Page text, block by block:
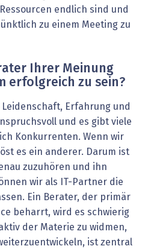
endlich sind und
zu einem Meeting zu
Ihrer Meinung
­erfolgreich zu sein?
Erfahrung und
und es gibt viele
Konkurrenten. Wenn wir
es ein anderer. Darum ist
zuzuhören und ihn
wir als IT-Partner die
Ein Berater, der primär
beharrt, wird es schwierig
der Materie zu widmen,
ist zentral